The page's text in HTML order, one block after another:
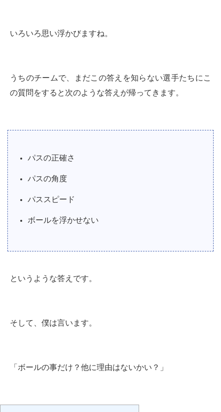
いろいろ思い浮かびますね。
うちのチームで、まだこの答えを知らない選手たちにこ
の質問をすると次のような答えが帰ってきます。
パスの正確さ
パスの角度
パススピード
ボールを浮かせない
というような答えです。
そして、僕は言います。
「ボールの事だけ？他に理由はないかい？」